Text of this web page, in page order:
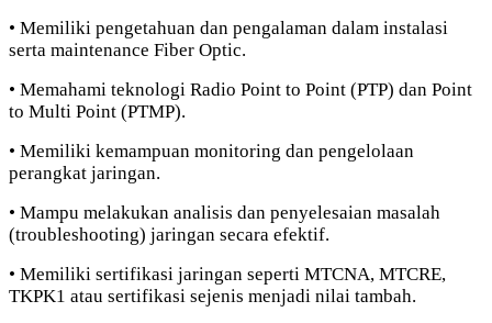
• Memiliki pengetahuan dan pengalaman dalam instalasi
serta maintenance Fiber Optic.
• Memahami teknologi Radio Point to Point (PTP) dan Point
to Multi Point (PTMP).
• Memiliki kemampuan monitoring dan pengelolaan
perangkat jaringan.
• Mampu melakukan analisis dan penyelesaian masalah
(troubleshooting) jaringan secara efektif.
• Memiliki sertifikasi jaringan seperti MTCNA, MTCRE,
TKPK1 atau sertifikasi sejenis menjadi nilai tambah.